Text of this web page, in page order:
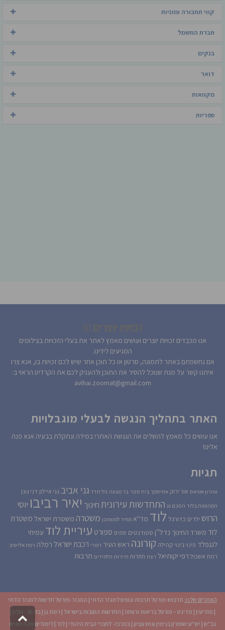
קווי תחבורה ומוניות
חברת החשמל
בנקים
דואר
מקוואות
ספריות
אנו מכבדים זכויות יוצרים ועושים מאמץ לאתר את בעלי הזכויות בצילומים
המגיעים לידינו.
אם נחשפתם באתר לתמונה, סרטון או כל תוכן אחר שיש לכם זכויות בו, אנא צרו
איתנו קשר על מנת שנוכל להסיר את התוכן ולהעניק לכם את הקרדיט הראוי ב:
avihai.zoomat@gmail.com
האתר בתהליך הנגשה לבעלי מוגבלויות
אנו עושים כל מאמץ להשלים את הנגשת האתר! במידה ונתקלת בבעיה אנא פנה
אלינו!
תגיות
אהרון אטיאס אור ירוק אחיסמך בית ספר בר מצווה גיל חדד גני אביב גני איילון דני גונן
המהומות בלוד הסכם גג התחדשות עירוניתחינוך יאיר רביבו יוסי
הרוש ילדים כדורגל לוד מד''א מחיר למשתכן משטרה משטרת ישראל משטרת
לוד משרד החינוך נדל''ן סטודנטים סמים ספורט עיריית לוד עמיחי
לנגפלד פינוי בינוי קהילה קורונה ראש העיר רוטרי רכבת ישראל רמלה רמת אלישיב
רמת אשכול רפי יקותיאל רצח תחרות תיירות תלמידים תרבות
האתרים שלנו: תרבוש-פורטל תרבות ונופש למגזר הדתי | המגזר-פורטל חדשות למגזר הדתי
| מודיעין | מדינט – פורטל בריאות ורווחה | החדשות הטובות בישראל | רמת גן |בת ים - חולון |
גב"ש | יש''ע:שומרון בנימין וגוש עציון | במרכז- לחברי הבית היהודי | לוד | לימודים אקדמאיים